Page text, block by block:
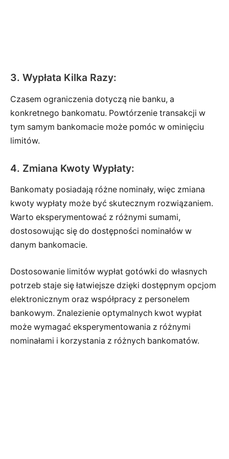
3. Wypłata Kilka Razy:
Czasem ograniczenia dotyczą nie banku, a
konkretnego bankomatu. Powtórzenie transakcji w
tym samym bankomacie może pomóc w ominięciu
limitów.
4. Zmiana Kwoty Wypłaty:
Bankomaty posiadają różne nominały, więc zmiana
kwoty wypłaty może być skutecznym rozwiązaniem.
Warto eksperymentować z różnymi sumami,
dostosowując się do dostępności nominałów w
danym bankomacie.
Dostosowanie limitów wypłat gotówki do własnych
potrzeb staje się łatwiejsze dzięki dostępnym opcjom
elektronicznym oraz współpracy z personelem
bankowym. Znalezienie optymalnych kwot wypłat
może wymagać eksperymentowania z różnymi
nominałami i korzystania z różnych bankomatów.